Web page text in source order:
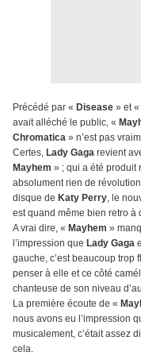
Précédé par « Disease » et «
avait alléché le public, «
Chromatica » n’est pas
Certes, Lady Gaga revient
Mayhem » ; qui a été produit
absolument rien de
disque de Katy Perry, le
est quand même bien retro à
A vrai dire, « Mayhem »
l’impression que Lady Gaga
gauche, c’est beaucoup trop
penser à elle et ce côté
chanteuse de son niveau
La première écoute de «
nous avons eu l’impression
musicalement, c’était assez
cela.